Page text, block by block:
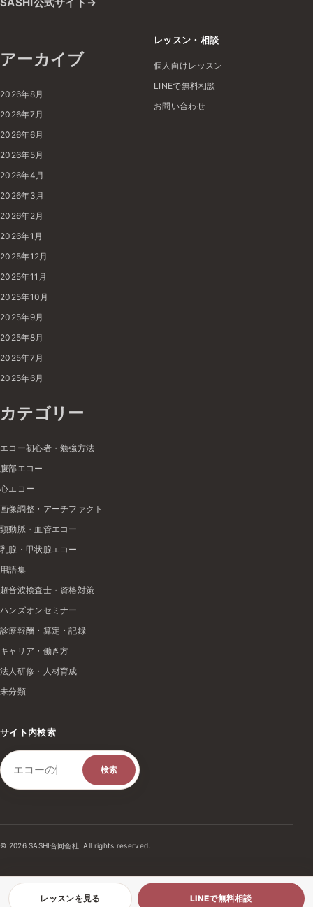
アーカイブ
2026年8月
2026年7月
2026年6月
2026年5月
2026年4月
2026年3月
2026年2月
2026年1月
2025年12月
2025年11月
2025年10月
2025年9月
2025年8月
2025年7月
2025年6月
カテゴリー
エコー初心者・勉強方法
腹部エコー
心エコー
画像調整・アーチファクト
頸動脈・血管エコー
乳腺・甲状腺エコー
用語集
超音波検査士・資格対策
ハンズオンセミナー
診療報酬・算定・記録
キャリア・働き方
法人研修・人材育成
未分類
レッスン・相談
個人向けレッスン
LINEで無料相談
お問い合わせ
サイト内検索
検索キーワード
検索
© 2026 SASHI合同会社. All rights reserved.
レッスンを見る LINEで無料相談